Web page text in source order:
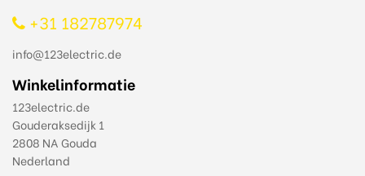
+31 182787974
info@123electric.de
Winkelinformatie
123electric.de
Gouderaksedijk 1
2808 NA Gouda
Nederland